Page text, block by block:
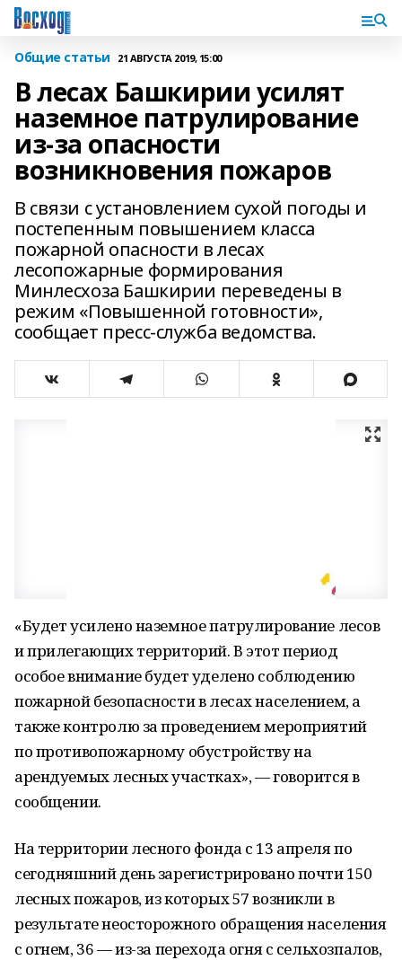
Общие статьи 21 АВГУСТА 2019, 15:00
В лесах Башкирии усилят
наземное патрулирование
из-за опасности
возникновения пожаров
В связи с установлением сухой погоды и
постепенным повышением класса
пожарной опасности в лесах
лесопожарные формирования
Минлесхоза Башкирии переведены в
режим «Повышенной готовности»,
сообщает пресс-служба ведомства.
«Будет усилено наземное патрулирование лесов
и прилегающих территорий. В этот период
особое внимание будет уделено соблюдению
пожарной безопасности в лесах населением, а
также контролю за проведением мероприятий
по противопожарному обустройству на
арендуемых лесных участках», — говорится в
сообщении.
На территории лесного фонда с 13 апреля по
сегодняшний день зарегистрировано почти 150
лесных пожаров, из которых 57 возникли в
результате неосторожного обращения населения
с огнем, 36 — из-за перехода огня с сельхозпалов,